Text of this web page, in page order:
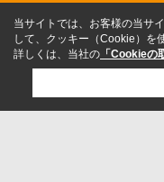
当サイトでは、お客様の当サ
して、クッキー（Cookie）を
詳しくは、当社の 「Cookieの